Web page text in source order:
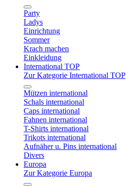
Party
Ladys
Einrichtung
Sommer
Krach machen
Einkleidung
International TOP
Zur Kategorie International TOP
Mützen international
Schals international
Caps international
Fahnen international
T-Shirts international
Trikots international
Aufnäher u. Pins international
Divers
Europa
Zur Kategorie Europa